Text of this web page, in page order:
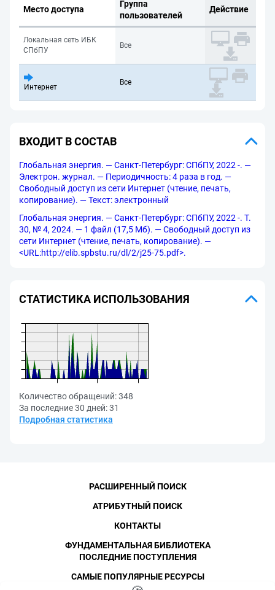
Место доступа
Группа
пользователей
Действие
Локальная сеть ИБК
СПбПУ
Все
Интернет
Все
ВХОДИТ В СОСТАВ
Глобальная энергия. — Санкт-Петербург: СПбПУ, 2022 -. —
Электрон. журнал. — Периодичность: 4 раза в год. —
Свободный доступ из сети Интернет (чтение, печать,
копирование). — Текст: электронный
Глобальная энергия. — Санкт-Петербург: СПбПУ, 2022 -. Т.
30, № 4, 2024. — 1 файл (17,5 Мб). — Свободный доступ из
сети Интернет (чтение, печать, копирование). —
<URL:http://elib.spbstu.ru/dl/2/j25-75.pdf>.
СТАТИСТИКА ИСПОЛЬЗОВАНИЯ
Количество обращений:348
За последние 30 дней:31
Подробная статистика
РАСШИРЕННЫЙ ПОИСК
АТРИБУТНЫЙ ПОИСК
КОНТАКТЫ
ФУНДАМЕНТАЛЬНАЯ БИБЛИОТЕКА
ПОСЛЕДНИЕ ПОСТУПЛЕНИЯ
САМЫЕ ПОПУЛЯРНЫЕ РЕСУРСЫ